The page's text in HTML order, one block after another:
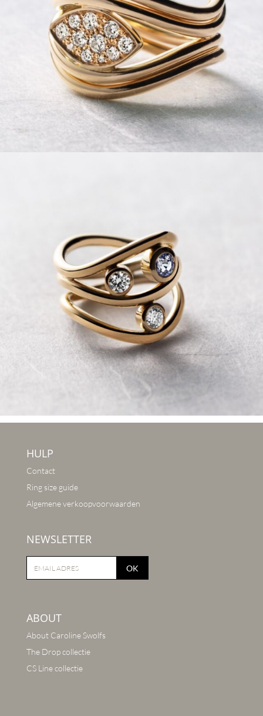
HULP
Contact
Ring size guide
Algemene verkoopvoorwaarden
NEWSLETTER
OK
ABOUT
About Caroline Swolfs
The Drop collectie
CS Line collectie